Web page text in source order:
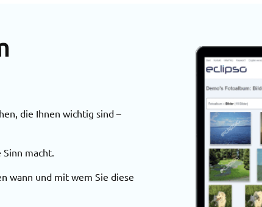
die Ihnen wichtig sind –
macht.
wann und mit wem Sie diese